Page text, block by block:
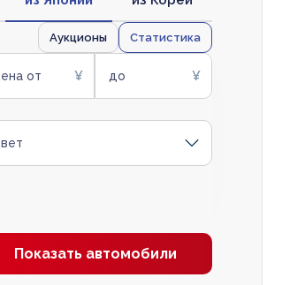
Аукционы Статистика
от до
Показать автомобили